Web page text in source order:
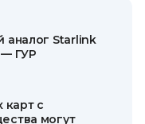
аналог Starlink
— ГУР
карт с
могут